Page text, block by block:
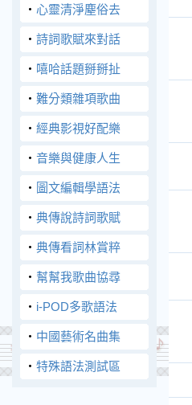
‧ 心靈清淨塵俗去
‧ 詩詞歌賦來對話
‧ 嘻哈話題掰掰扯
‧ 難分類雜項歌曲
‧ 經典影視好配樂
‧ 音樂與健康人生
‧ 圖文編輯學語法
‧ 典傳說詩詞歌賦
‧ 典傳看詞林賞粹
‧ 幫幫我歌曲協尋
‧ i-POD多歌語法
‧ 中國藝術名曲集
‧ 特殊語法測試區